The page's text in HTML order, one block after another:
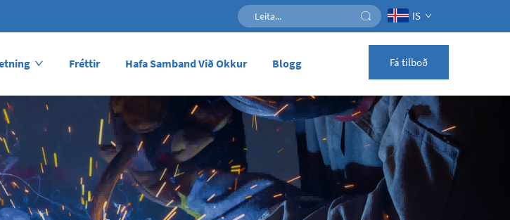
IS
Fréttir Hafa Samband Við Okkur Blogg Fá tilboð